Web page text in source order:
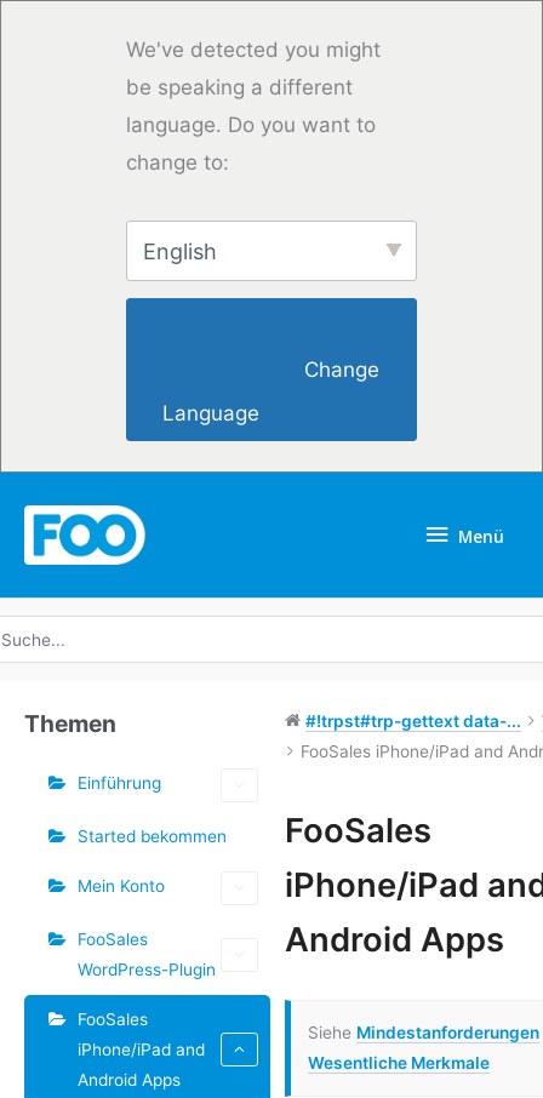
We've detected you might
be speaking a different
language. Do you want to
change to:
English
Language
Menü
Themen
Einführung
Started bekommen
Mein Konto
FooSales
WordPress-Plugin
FooSales
iPhone/iPad and
Android Apps
#!trpst#trp-gettext data-...
FooSales iPhone/iPad and
FooSales
iPhone/iPad
Android Apps
Siehe Mindestanforderungen
Wesentliche Merkmale
Schlagwörter
Navigation